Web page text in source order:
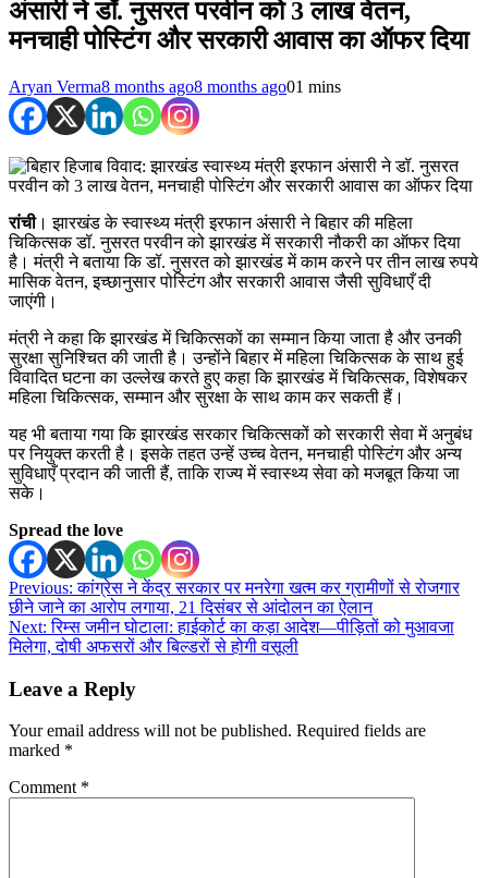
अंसारी ने डॉ. नुसरत परवीन को 3 लाख वेतन,
मनचाही पोस्टिंग और सरकारी आवास का ऑफर दिया
Aryan Verma8 months ago8 months ago01 mins
रांची। झारखंड के स्वास्थ्य मंत्री इरफान अंसारी ने बिहार की महिला
चिकित्सक डॉ. नुसरत परवीन को झारखंड में सरकारी नौकरी का ऑफर दिया
है। मंत्री ने बताया कि डॉ. नुसरत को झारखंड में काम करने पर तीन लाख रुपये
मासिक वेतन, इच्छानुसार पोस्टिंग और सरकारी आवास जैसी सुविधाएँ दी
जाएंगी।
मंत्री ने कहा कि झारखंड में चिकित्सकों का सम्मान किया जाता है और उनकी
सुरक्षा सुनिश्चित की जाती है। उन्होंने बिहार में महिला चिकित्सक के साथ हुई
विवादित घटना का उल्लेख करते हुए कहा कि झारखंड में चिकित्सक, विशेषकर
महिला चिकित्सक, सम्मान और सुरक्षा के साथ काम कर सकती हैं।
यह भी बताया गया कि झारखंड सरकार चिकित्सकों को सरकारी सेवा में अनुबंध
पर नियुक्त करती है। इसके तहत उन्हें उच्च वेतन, मनचाही पोस्टिंग और अन्य
सुविधाएँ प्रदान की जाती हैं, ताकि राज्य में स्वास्थ्य सेवा को मजबूत किया जा
सके।
Spread the love
Post
navigation
Previous: कांग्रेस ने केंद्र सरकार पर मनरेगा खत्म कर ग्रामीणों से रोजगार
छीने जाने का आरोप लगाया, 21 दिसंबर से आंदोलन का ऐलान
Next: रिम्स जमीन घोटाला: हाईकोर्ट का कड़ा आदेश—पीड़ितों को मुआवजा
मिलेगा, दोषी अफसरों और बिल्डरों से होगी वसूली
Leave a Reply
Your email address will not be published. Required fields are
marked *
Comment *